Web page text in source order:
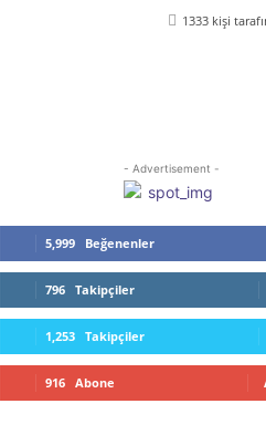
Yazdır
1333 kişi
- Advertisement -
5,999 Beğenenler
796 Takipçiler
1,253 Takipçiler
916 Abone